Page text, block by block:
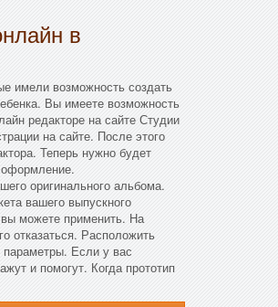
в
имели возможность создать
Вы имеете возможность
редакторе на сайте Студии
на сайте. После этого
Теперь нужно будет
оригинального альбома.
вашего выпускного
можете применить. На
отказаться. Расположить
Если у вас
и помогут. Когда прототип